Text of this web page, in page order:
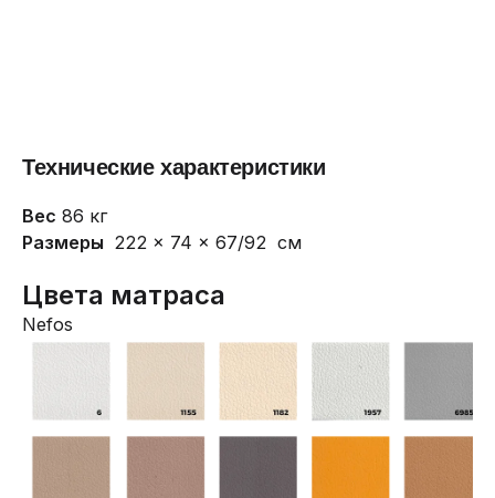
Технические характеристики
Вес 86 кг
Размеры 222 × 74 × 67/92 см
Цвета матраса
Nefos